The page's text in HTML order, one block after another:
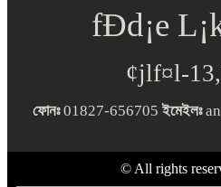
fÐd¡e
¢jlf¤l-
ফোনঃ01827-656705ইমেইলঃ
© All rights